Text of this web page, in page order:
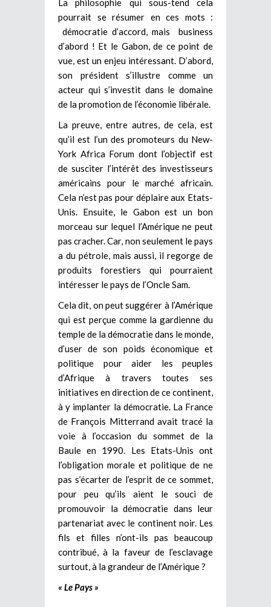
pourrait se résumer en ces mots :
démocratie d’accord, mais business
d’abord ! Et le Gabon, de ce point de
vue, est un enjeu intéressant. D’abord,
son président s’illustre comme un
acteur qui s’investit dans le domaine
de la promotion de l’économie libérale.
La preuve, entre autres, de cela, est
qu’il est l’un des promoteurs du New-
York Africa Forum dont l’objectif est
de susciter l’intérêt des investisseurs
américains pour le marché africain.
Cela n’est pas pour déplaire aux Etats-
Unis. Ensuite, le Gabon est un bon
morceau sur lequel l’Amérique ne peut
pas cracher. Car, non seulement le pays
a du pétrole, mais aussi, il regorge de
produits forestiers qui pourraient
intéresser le pays de l’Oncle Sam.
Cela dit, on peut suggérer à l’Amérique
qui est perçue comme la gardienne du
temple de la démocratie dans le monde,
d’user de son poids économique et
politique pour aider les peuples
d’Afrique à travers toutes ses
initiatives en direction de ce continent,
à y implanter la démocratie. La France
de François Mitterrand avait tracé la
voie à l’occasion du sommet de la
Baule en 1990. Les Etats-Unis ont
l’obligation morale et politique de ne
pas s’écarter de l’esprit de ce sommet,
pour peu qu’ils aient le souci de
promouvoir la démocratie dans leur
partenariat avec le continent noir. Les
fils et filles n’ont-ils pas beaucoup
contribué, à la faveur de l’esclavage
surtout, à la grandeur de l’Amérique ?
« Le Pays »